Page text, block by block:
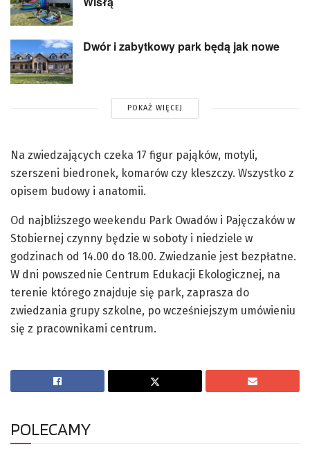
Dwór i zabytkowy park będą jak nowe
POKAŻ WIĘCEJ
Na zwiedzających czeka 17 figur pająków, motyli,
szerszeni biedronek, komarów czy kleszczy. Wszystko z
opisem budowy i anatomii.
Od najbliższego weekendu Park Owadów i Pajęczaków w
Stobiernej czynny będzie w soboty i niedziele w
godzinach od 14.00 do 18.00. Zwiedzanie jest bezpłatne.
W dni powszednie Centrum Edukacji Ekologicznej, na
terenie którego znajduje się park, zaprasza do
zwiedzania grupy szkolne, po wcześniejszym umówieniu
się z pracownikami centrum.
POLECAMY